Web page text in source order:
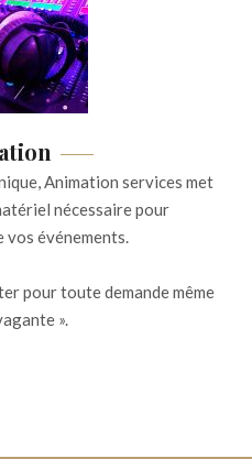
Animation services met
nécessaire pour
vos événements.
pour toute demande même
».